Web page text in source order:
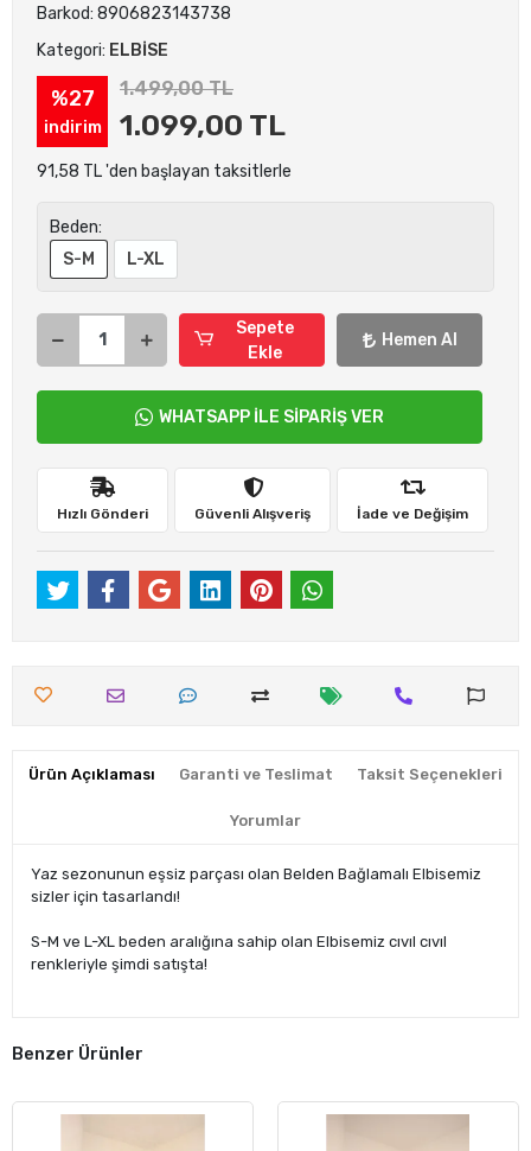
Barkod: 8906823143738
Kategori: ELBİSE
%27
indirim
1.499,00 TL
1.099,00 TL
91,58 TL 'den başlayan taksitlerle
Beden:
S-M
L-XL
Sepete
Ekle
Hemen Al
WHATSAPP İLE SİPARİŞ VER
Hızlı Gönderi Güvenli Alışveriş İade ve Değişim
Ürün Açıklaması Garanti ve Teslimat Taksit Seçenekleri
Yorumlar
Yaz sezonunun eşsiz parçası olan Belden Bağlamalı Elbisemiz
sizler için tasarlandı!
S-M ve L-XL beden aralığına sahip olan Elbisemiz cıvıl cıvıl
renkleriyle şimdi satışta!
Benzer Ürünler